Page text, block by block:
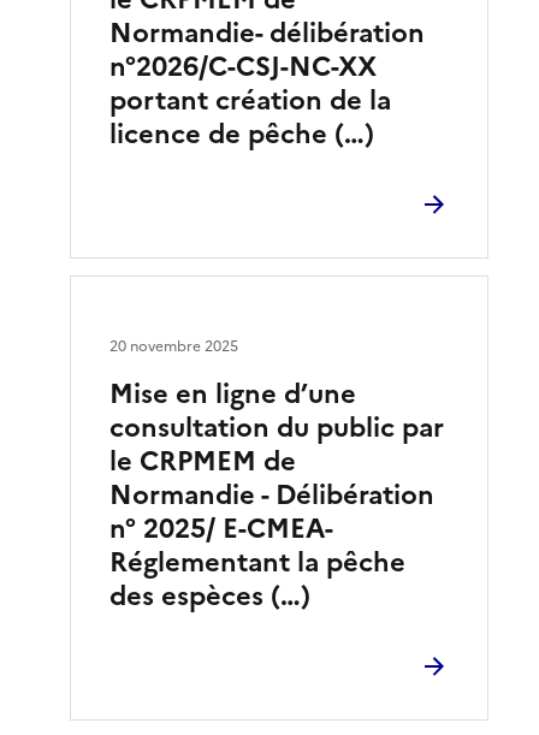
Normandie- délibération
n°2026/C-CSJ-NC-XX
portant création de la
licence de pêche (…)
Mise en ligne d’une
consultation du public par
le CRPMEM de
Normandie - Délibération
n° 2025/ E-CMEA-
Réglementant la pêche
des espèces (…)
20 novembre 2025